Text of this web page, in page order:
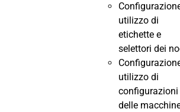
utilizzo di
etichette e
selettori dei
utilizzo di
configurazioni
delle